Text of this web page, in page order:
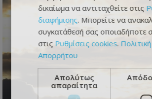
δικαίωμα να αντιταχθείτε στις
διαφήμισης. Μπορείτε να
συγκατάθεσή σας οποιαδήποτε
στις Ρυθμίσεις cookies. Πολιτική
Απορρήτου
Απολύτως
απαραίτητα